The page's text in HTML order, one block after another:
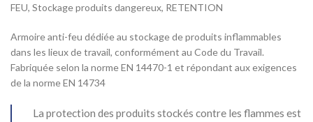
FEU, Stockage produits dangereux, RETENTION
Armoire anti-feu dédiée au stockage de produits inflammables
dans les lieux de travail, conformément au Code du Travail.
Fabriquée selon la norme EN 14470-1 et répondant aux exigences
de la norme EN 14734
La protection des produits stockés contre les flammes est